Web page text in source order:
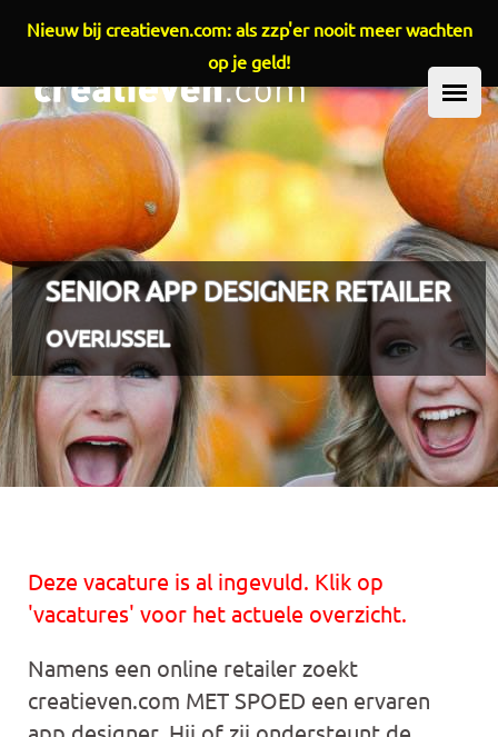
Overslaan en naar de inhoud gaan
HOOFDMENU
SENIOR APP DESIGNER RETAILER
OVERIJSSEL
Deze vacature is al ingevuld. Klik op
'vacatures' voor het actuele overzicht.
Namens een online retailer zoekt
creatieven.com MET SPOED een ervaren
Nieuw bij creatieven.com: als zzp'er nooit meer wachten
op je geld!